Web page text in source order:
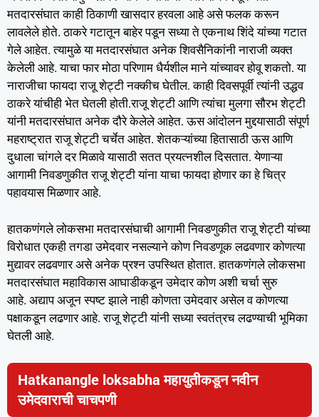
मतदारसंघात काही ठिकाणी खासदार हरवला आहे असे फलक करून
लावलेले होते. ठाकरे गटातून बाहेर पडून सध्या ते एकनाथ शिंदे यांच्या गटात
गेले आहेत. त्यामुळे या मतदारसंघात अनेक शिवसैनिकांनी नाराजी व्यक्त
केलेली आहे. याचा फार मोठा परिणाम धैर्यशील माने यांच्यावर होवू शकतो. या
नाराजीचा फायदा राजू शेट्टी नक्कीच घेतील. काही दिवसपूर्वी त्यांनी उद्धव
ठाकरे यांचीही भेत घेतली होती.राजू शेट्टी आणि त्यांचा मुलगा सौरभ शेट्टी
यांनी मतदारसंघात अनेक दौरे केलेले आहेत. ऊस आंदोलन मुद्दयासाठी संपूर्ण
महराष्ट्रात राजू शेट्टी चर्चेत आहेत. शेतकऱ्यांच्या हितासाठी ऊस आणि
दुधाला चांगले दर मिळावे यासाठी सतत प्रयत्नशील दिसतात. येणाऱ्या
आगामी निवडणुकीत राजू शेट्टी यांना याचा फायदा होणार का हे चित्र
पहावयास मिळणार आहे.
हातकणंगले लोकसभा मतदारसंघाची आगामी निवडणुकीत राजू शेट्टी यांच्या
विरोधात एकही तगडा उमेदवार नसल्याने कोण निवडणूक लढवणार कोणत्या
मुद्यावर लढवणार असे अनेक प्रश्न उपस्थित होतात. हातकणंगले लोकसभा
मतदारसंघात महाविकास आघाडीकडून उमेदार कोण अशी चर्चा सुरु
आहे. अद्याप अजून स्पष्ट झाले नाही कोणता उमेदवार असेल व कोणत्या
पक्षाकडून लढणार आहे. राजू शेट्टी यांनी सध्या स्वतंत्रच लढण्याची भूमिका
घेतली आहे.
Hatkanangle loksabha महायुतीकडून नवीन
उमेदवाराची चाचपणी